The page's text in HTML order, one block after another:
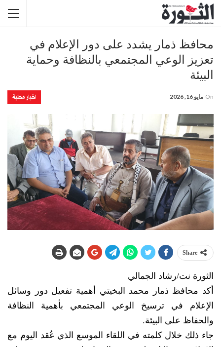
محافظ ذمار يشدد على دور الإعلام في
تعزيز الوعي المجتمعي بالنظافة وحماية
البيئة
اخبار محلية On مايو 16, 2026
Share
الثورة نت/رشاد الجمالي
أكد محافظ ذمار محمد البخيتي أهمية تفعيل دور وسائل
الإعلام في ترسيخ الوعي المجتمعي بأهمية النظافة
والحفاظ على البيئة.
جاء ذلك خلال كلمته في اللقاء الموسع الذي عُقد اليوم مع